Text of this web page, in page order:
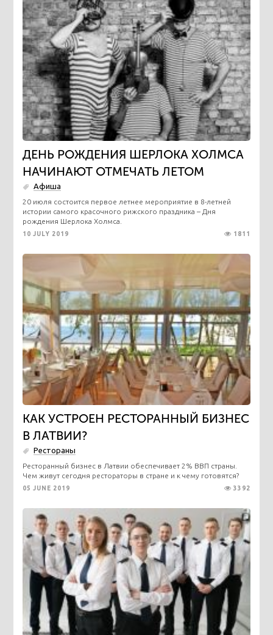
ДЕНЬ РОЖДЕНИЯ ШЕРЛОКА ХОЛМСА
НАЧИНАЮТ ОТМЕЧАТЬ ЛЕТОМ
Афиша
​20 июля состоится первое летнее мероприятие в 8-летней
истории самого красочного рижского праздника – Дня
рождения Шерлока Холмса.
10 JULY 2019 1811
КАК УСТРОЕН РЕСТОРАННЫЙ БИЗНЕС
В ЛАТВИИ?
Рестораны
Ресторанный бизнес в Латвии обеспечивает 2% ВВП страны.
Чем живут сегодня рестораторы в стране и к чему готовятся?
05 JUNE 2019 3392